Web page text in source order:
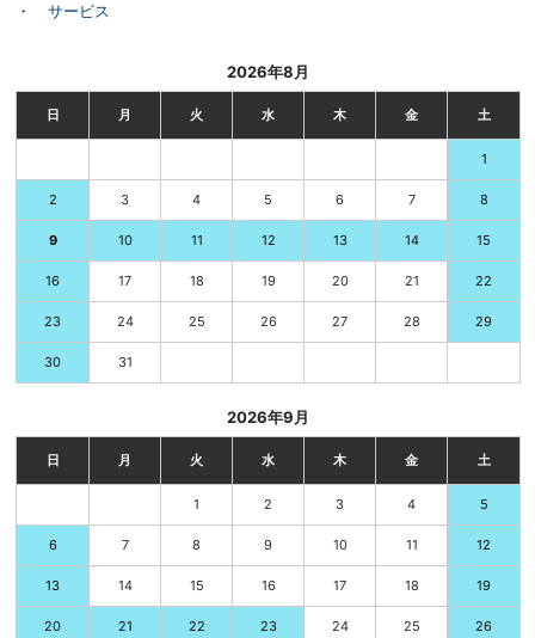
・
サービス
2026年8月
日 月 火 水 木 金 土
1
2 3 4 5 6 7 8
9 10 11 12 13 14 15
16 17 18 19 20 21 22
23 24 25 26 27 28 29
30 31
2026年9月
日 月 火 水 木 金 土
1 2 3 4 5
6 7 8 9 10 11 12
13 14 15 16 17 18 19
20 21 22 23 24 25 26